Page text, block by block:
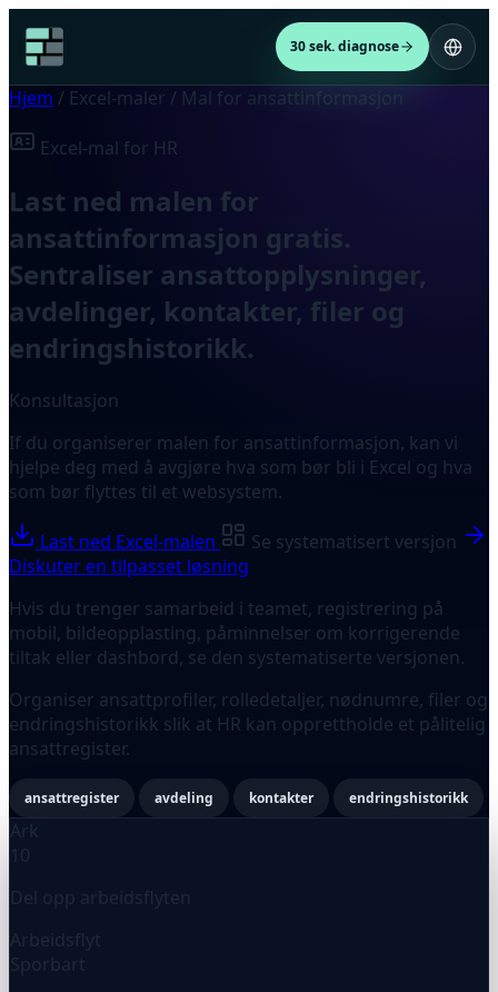
30 sek. diagnose
Hjem / Excel-maler / Mal for ansattinformasjon
Excel-mal for HR
Last ned malen for
ansattinformasjon gratis.
Sentraliser ansattopplysninger,
avdelinger, kontakter, filer og
endringshistorikk.
Konsultasjon
If du organiserer malen for ansattinformasjon, kan vi
hjelpe deg med å avgjøre hva som bør bli i Excel og hva
som bør flyttes til et websystem.
Last ned Excel-malen
Se systematisert versjon
Diskuter en tilpasset løsning
Hvis du trenger samarbeid i teamet, registrering på
mobil, bildeopplasting, påminnelser om korrigerende
tiltak eller dashbord, se den systematiserte versjonen.
Organiser ansattprofiler, rolledetaljer, nødnumre, filer og
endringshistorikk slik at HR kan opprettholde et pålitelig
ansattregister.
ansattregister avdeling kontakter endringshistorikk
Ark
10
Del opp arbeidsflyten
Arbeidsflyt
Sporbart